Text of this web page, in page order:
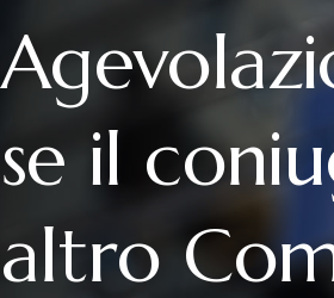
se il
altro